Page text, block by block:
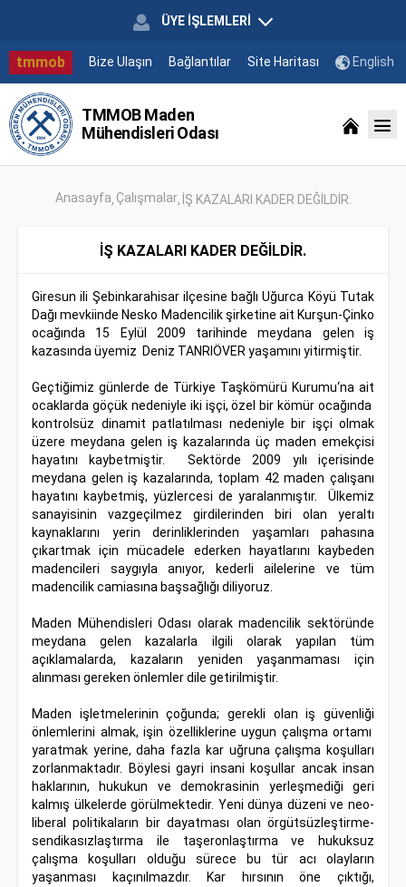
ÜYE İŞLEMLERİ
tmmob Bize Ulaşın Bağlantılar Site Haritası English
TMMOB Maden
Mühendisleri Odası
Anasayfa Çalışmalar İŞ KAZALARI KADER DEĞİLDİR.
İŞ KAZALARI KADER DEĞİLDİR.
Giresun ili Şebinkarahisar ilçesine bağlı Uğurca Köyü Tutak
Dağı mevkiinde Nesko Madencilik şirketine ait Kurşun-Çinko
ocağında 15 Eylül 2009 tarihinde meydana gelen iş
kazasında üyemiz Deniz TANRIÖVER yaşamını yitirmiştir.
Geçtiğimiz günlerde de Türkiye Taşkömürü Kurumu‘na ait
ocaklarda göçük nedeniyle iki işçi, özel bir kömür ocağında
kontrolsüz dinamit patlatılması nedeniyle bir işçi olmak
üzere meydana gelen iş kazalarında üç maden emekçisi
hayatını kaybetmiştir. Sektörde 2009 yılı içerisinde
meydana gelen iş kazalarında, toplam 42 maden çalışanı
hayatını kaybetmiş, yüzlercesi de yaralanmıştır. Ülkemiz
sanayisinin vazgeçilmez girdilerinden biri olan yeraltı
kaynaklarını yerin derinliklerinden yaşamları pahasına
çıkartmak için mücadele ederken hayatlarını kaybeden
madencileri saygıyla anıyor, kederli ailelerine ve tüm
madencilik camiasına başsağlığı diliyoruz.
Maden Mühendisleri Odası olarak madencilik sektöründe
meydana gelen kazalarla ilgili olarak yapılan tüm
açıklamalarda, kazaların yeniden yaşanmaması için
alınması gereken önlemler dile getirilmiştir.
Maden işletmelerinin çoğunda; gerekli olan iş güvenliği
önlemlerini almak, işin özelliklerine uygun çalışma ortamı
yaratmak yerine, daha fazla kar uğruna çalışma koşulları
zorlanmaktadır. Böylesi gayri insani koşullar ancak insan
haklarının, hukukun ve demokrasinin yerleşmediği geri
kalmış ülkelerde görülmektedir. Yeni dünya düzeni ve neo-
liberal politikaların bir dayatması olan örgütsüzleştirme-
sendikasızlaştırma ile taşeronlaştırma ve hukuksuz
çalışma koşulları olduğu sürece bu tür acı olayların
yaşanması kaçınılmazdır. Kar hırsının öne çıktığı,